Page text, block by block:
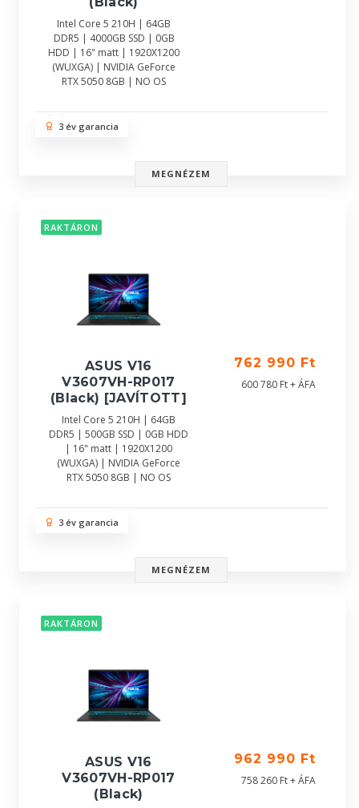
Intel Core 5 210H | 64GB
DDR5 | 4000GB SSD | 0GB
HDD | 16" matt | 1920X1200
(WUXGA) | NVIDIA GeForce
RTX 5050 8GB | NO OS
3 év garancia
MEGNÉZEM
RAKTÁRON
ASUS V16
V3607VH-RP017
(Black) [JAVÍTOTT]
Intel Core 5 210H | 64GB
DDR5 | 500GB SSD | 0GB HDD
| 16" matt | 1920X1200
(WUXGA) | NVIDIA GeForce
RTX 5050 8GB | NO OS
762 990 Ft
600 780 Ft + ÁFA
3 év garancia
MEGNÉZEM
RAKTÁRON
ASUS V16
V3607VH-RP017
(Black)
962 990 Ft
758 260 Ft + ÁFA